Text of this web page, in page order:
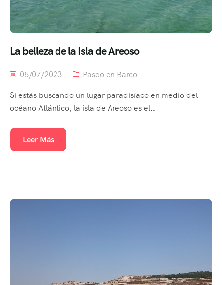
La belleza de la Isla de Areoso
05/07/2023
Paseo en Barco
Si estás buscando un lugar paradisíaco en medio del
océano Atlántico, la isla de Areoso es el…
Leer Más